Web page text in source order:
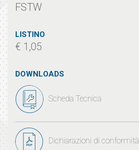
FSTW
LISTINO
€ 1,05
DOWNLOADS
Scheda Tecnica
Dichiarazioni di conformità